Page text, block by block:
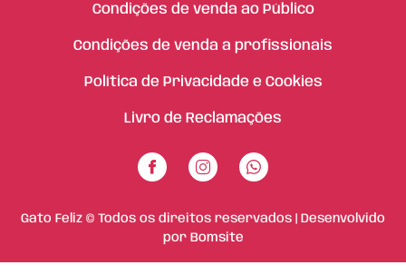
Condições de venda ao Público
Condições de venda a profissionais
Política de Privacidade e Cookies
Livro de Reclamações
Gato Feliz © Todos os direitos reservados | Desenvolvido
por Bomsite